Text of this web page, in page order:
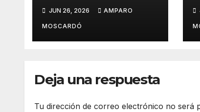
JUN 26, 2026 AMPARO
MOSCARDÓ
Deja una respuesta
Tu dirección de correo electrónico no será